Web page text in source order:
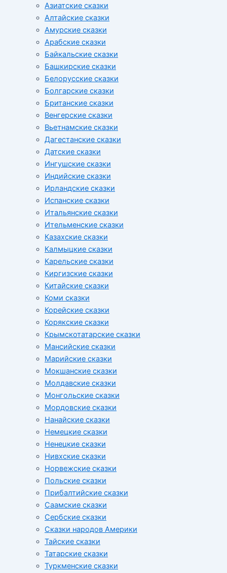
Азиатские сказки
Алтайские сказки
Амурские сказки
Арабские сказки
Байкальские сказки
Башкирские сказки
Белорусские сказки
Болгарские сказки
Британские сказки
Венгерские сказки
Вьетнамские сказки
Дагестанские сказки
Датские сказки
Ингушские сказки
Индийские сказки
Ирландские сказки
Испанские сказки
Итальянские сказки
Ительменские сказки
Казахские сказки
Калмыцкие сказки
Карельские сказки
Киргизские сказки
Китайские сказки
Коми сказки
Корейские сказки
Корякские сказки
Крымскотатарские сказки
Мансийские сказки
Марийские сказки
Мокшанские сказки
Молдавские сказки
Монгольские сказки
Мордовские сказки
Нанайские сказки
Немецкие сказки
Ненецкие сказки
Нивхские сказки
Норвежские сказки
Польские сказки
Прибалтийские сказки
Cаамские сказки
Сербские сказки
Сказки народов Америки
Тайские сказки
Татарские сказки
Туркменские сказки